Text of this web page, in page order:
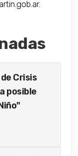
.
Crisis
posible